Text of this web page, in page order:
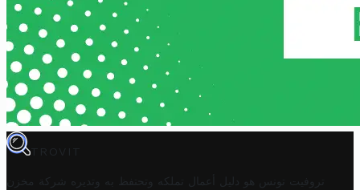
TROVIT
تروفيت تونس هو دليل أعمال تملكه وتحتفظ به وتديره
شركة مخزن